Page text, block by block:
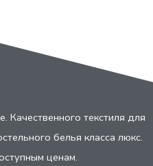
Качественного текстиля для
белья класса люкс.
ценам.